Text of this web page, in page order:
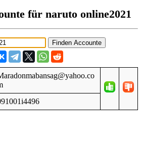
für naruto online2021